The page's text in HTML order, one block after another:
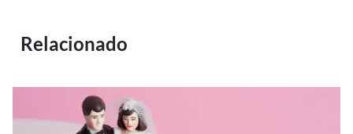
Relacionado